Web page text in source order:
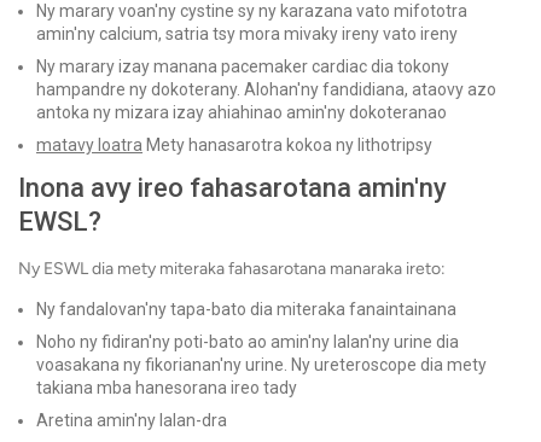
Ny marary voan'ny cystine sy ny karazana vato mifototra
amin'ny calcium, satria tsy mora mivaky ireny vato ireny
Ny marary izay manana pacemaker cardiac dia tokony
hampandre ny dokoterany. Alohan'ny fandidiana, ataovy azo
antoka ny mizara izay ahiahinao amin'ny dokoteranao
matavy loatra Mety hanasarotra kokoa ny lithotripsy
Inona avy ireo fahasarotana amin'ny
EWSL?
Ny ESWL dia mety miteraka fahasarotana manaraka ireto:
Ny fandalovan'ny tapa-bato dia miteraka fanaintainana
Noho ny fidiran'ny poti-bato ao amin'ny lalan'ny urine dia
voasakana ny fikorianan'ny urine. Ny ureteroscope dia mety
takiana mba hanesorana ireo tady
Aretina amin'ny lalan-dra